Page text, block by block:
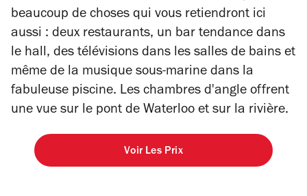
beaucoup de choses qui vous retiendront ici
aussi : deux restaurants, un bar tendance dans
le hall, des télévisions dans les salles de bains et
même de la musique sous-marine dans la
fabuleuse piscine. Les chambres d'angle offrent
une vue sur le pont de Waterloo et sur la rivière.
Voir Les Prix